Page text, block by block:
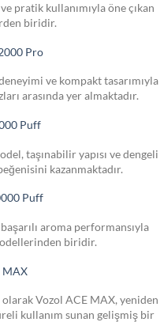
pratik kullanımıyla öne çıkan
biridir.
Pro
ve kompakt tasarımıyla
arasında yer almaktadır.
Puff
taşınabilir yapısı ve dengeli
kazanmaktadır.
Puff
aroma performansıyla
biridir.
MAX
Vozol ACE MAX, yeniden
kullanım sunan gelişmiş bir